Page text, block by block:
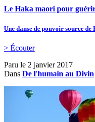
Le Haka maori pour
Une danse de pouvoir source
> Écouter
Paru le 2 janvier 2017
Dans De l'humain au Divin